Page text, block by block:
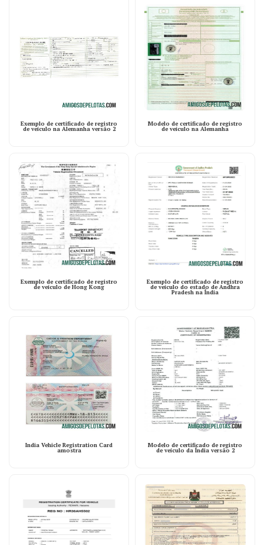
Exemplo de certificado de registro
de veículo na Alemanha versão 2
Modelo de certificado de registro
de veículo na Alemanha
Exemplo de certificado de registro
de veículo de Hong Kong
Exemplo de certificado de registro
de veículo do estado de Andhra
Pradesh na Índia
India Vehicle Registration Card
amostra
Modelo de certificado de registro
de veículo da Índia versão 2